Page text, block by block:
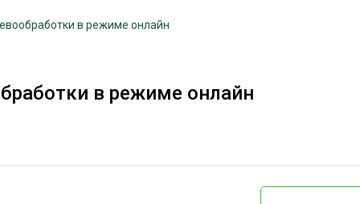
ДОМОСТРОЕНИЕ
КРУПНЫМ ПЛАНОМ
ПРЕДПРИЯТИЯ ЛПК
в режиме онлайн
в режиме онлайн